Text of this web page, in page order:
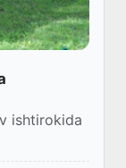
ishtirokida